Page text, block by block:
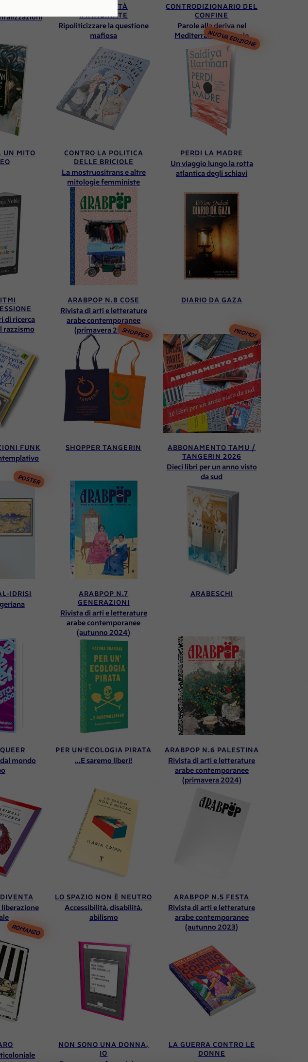
CRIMINALITÀ
IMMAGINATE
Ripoliticizzare la questione
mafiosa
CONTRODIZIONARIO DEL
CONFINE
Parole alla deriva nel
Mediterraneo centrale
UN MITO
CONTRO LA POLITICA
DELLE BRICIOLE
La mostruositrans e altre
mitologie femministe
NUOVA EDIZIONE
PERDI LA MADRE
Un viaggio lungo la rotta
atlantica degli schiavi
di ricerca
razzismo
ARABPOP N.8 COSE
Rivista di arti e letterature
arabe contemporanee
(primavera 2025)
DIARIO DA GAZA
FUNK
SHOPPER
SHOPPER TANGERIN
PROMO!
ABBONAMENTO TAMU /
TANGERIN 2026
Dieci libri per un anno visto
da sud
POSTER
IDRISI
ARABPOP N.7
GENERAZIONI
Rivista di arti e letterature
arabe contemporanee
(autunno 2024)
ARABESCHI
mondo
PER UN'ECOLOGIA PIRATA
...E saremo liberi!
ARABPOP N.6 PALESTINA
Rivista di arti e letterature
arabe contemporanee
(primavera 2024)
LO SPAZIO NON È NEUTRO
Accessibilità, disabilità,
abilismo
ARABPOP N.5 FESTA
Rivista di arti e letterature
arabe contemporanee
(autunno 2023)
ROMANZO
NON SONO UNA DONNA,
IO
LA GUERRA CONTRO LE
DONNE